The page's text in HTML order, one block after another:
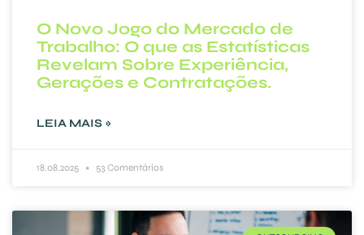
O Novo Jogo do Mercado de
Trabalho: O que as Estatísticas
Revelam Sobre Experiência,
Gerações e Contratações.
LEIA MAIS »
18.08.2025 53 Comentários